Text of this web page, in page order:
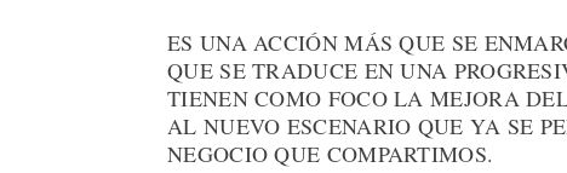
ES UNA ACCIÓN MÁS QUE SE
QUE SE TRADUCE EN UNA
TIENEN COMO FOCO LA MEJORA
AL NUEVO ESCENARIO QUE YA SE
NEGOCIO QUE COMPARTIMOS.